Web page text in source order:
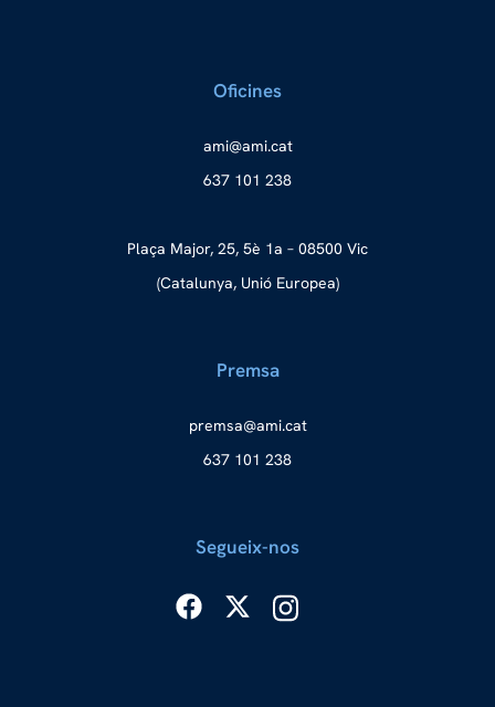
Oficines
tac.i
ma@im
a
637 101 238
Plaça Major, 25, 5è 1a – 08500 Vic
(Catalunya, Unió Europea)
Premsa
tac.i
ma@as
merp
637 101 238
Segueix-nos